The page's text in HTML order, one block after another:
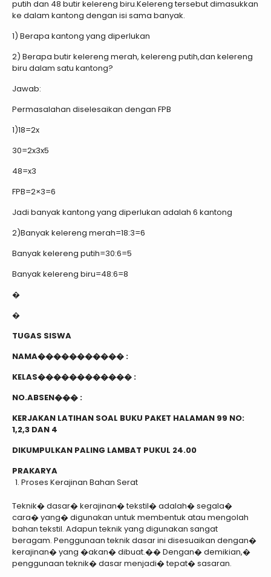
putih dan 48 butir kelereng biru.Kelereng tersebut dimasukkan
ke dalam kantong dengan isi sama banyak.
1) Berapa kantong yang diperlukan
2) Berapa butir kelereng merah, kelereng putih,dan kelereng
biru dalam satu kantong?
Jawab:
Permasalahan diselesaikan dengan FPB
1)18=2x
30=2x3x5
48=x3
FPB=2×3=6
Jadi banyak kantong yang diperlukan adalah 6 kantong
2)Banyak kelereng merah=18:3=6
Banyak kelereng putih=30:6=5
Banyak kelereng biru=48:6=8
�
�
TUGAS SISWA
NAMA����������� :
KELAS������������ :
NO.ABSEN��� :
KERJAKAN LATIHAN SOAL BUKU PAKET HALAMAN 99 NO:
1,2,3 DAN 4
DIKUMPULKAN PALING LAMBAT PUKUL 24.00
PRAKARYA
Proses Kerajinan Bahan Serat
Teknik� dasar� kerajinan� tekstil� adalah� segala�
cara� yang� digunakan untuk membentuk atau mengolah
bahan tekstil. Adapun teknik yang digunakan sangat
beragam. Penggunaan teknik dasar ini disesuaikan dengan�
kerajinan� yang �akan� dibuat.�� Dengan� demikian,�
penggunaan teknik� dasar menjadi� tepat� sasaran.